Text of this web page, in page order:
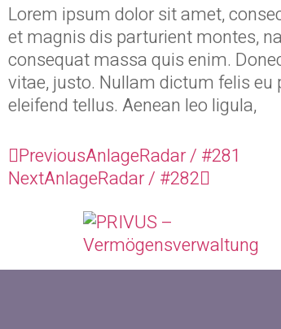
Lorem ipsum dolor sit amet,
et magnis dis parturient montes,
consequat massa quis enim.
vitae, justo. Nullam dictum felis
eleifend tellus. Aenean leo ligula,
PreviousAnlageRadar / #281
NextAnlageRadar / #282